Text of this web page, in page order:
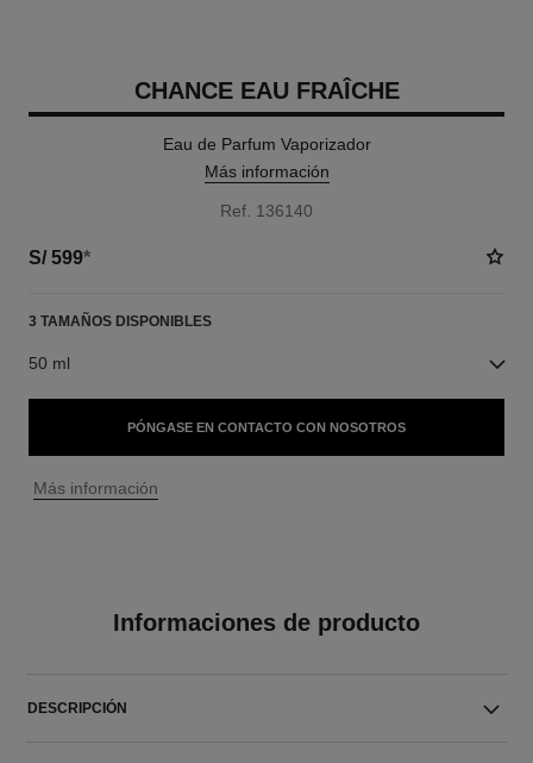
CHANCE EAU FRAÎCHE
Eau de Parfum Vaporizador
Más información
Ref. 136140
S/ 599*
3 TAMAÑOS DISPONIBLES
50 ml
PÓNGASE EN CONTACTO CON NOSOTROS
↩
Más información
Informaciones de producto
DESCRIPCIÓN